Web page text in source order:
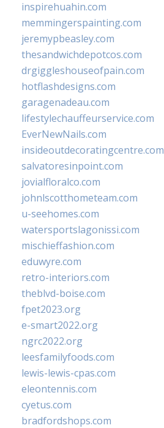
inspirehuahin.com
memmingerspainting.com
jeremypbeasley.com
thesandwichdepotcos.com
drgiggleshouseofpain.com
hotflashdesigns.com
garagenadeau.com
lifestylechauffeurservice.com
EverNewNails.com
insideoutdecoratingcentre.com
salvatoresinpoint.com
jovialfloralco.com
johnlscotthometeam.com
u-seehomes.com
watersportslagonissi.com
mischieffashion.com
eduwyre.com
retro-interiors.com
theblvd-boise.com
fpet2023.org
e-smart2022.org
ngrc2022.org
leesfamilyfoods.com
lewis-lewis-cpas.com
eleontennis.com
cyetus.com
bradfordshops.com